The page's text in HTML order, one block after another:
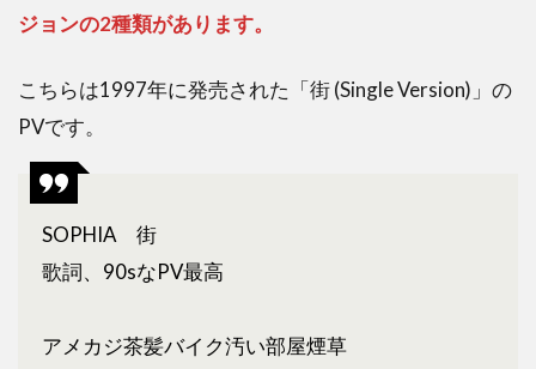
3
の街PV
地はど
こ？セ
ルフカ
バーバ
ージョ
ンのPV
はこ
4
ジョンの2種類があります。
こちらは1997年に発売された「街 (Single Version)」の
PVです。
SOPHIA 街
歌詞、90sなPV最高
アメカジ茶髪バイク汚い部屋煙草